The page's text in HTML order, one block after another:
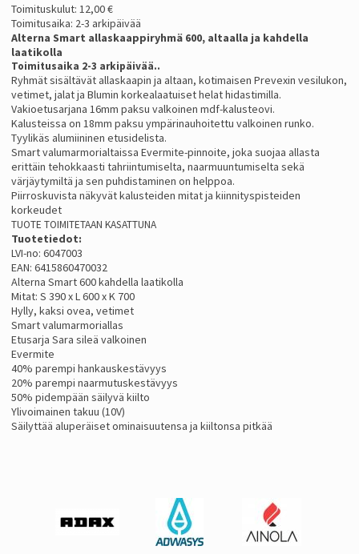
Toimituskulut: 12,00 €
Toimitusaika: 2-3 arkipäivää
Alterna Smart allaskaappiryhmä 600, altaalla ja kahdella
laatikolla
Toimitusaika 2-3 arkipäivää..
Ryhmät sisältävät allaskaapin ja altaan, kotimaisen Prevexin vesilukon,
vetimet, jalat ja Blumin korkealaatuiset helat hidastimilla.
Vakioetusarjana 16mm paksu valkoinen mdf-kalusteovi.
Kalusteissa on 18mm paksu ympärinauhoitettu valkoinen runko.
Tyylikäs alumiininen etusidelista.
Smart valumarmorialtaissa Evermite-pinnoite, joka suojaa allasta
erittäin tehokkaasti tahriintumiselta, naarmuuntumiselta sekä
värjäytymiltä ja sen puhdistaminen on helppoa.
Piirroskuvista näkyvät kalusteiden mitat ja kiinnityspisteiden
korkeudet
TUOTE TOIMITETAAN KASATTUNA
Tuotetiedot:
LVI-no: 6047003
EAN: 6415860470032
Alterna Smart 600 kahdella laatikolla
Mitat: S 390 x L 600 x K 700
Hylly, kaksi ovea, vetimet
Smart valumarmoriallas
Etusarja Sara sileä valkoinen
Evermite
40% parempi hankauskestävyys
20% parempi naarmutuskestävyys
50% pidempään säilyvä kiilto
Ylivoimainen takuu (10V)
Säilyttää aluperäiset ominaisuutensa ja kiiltonsa pitkää